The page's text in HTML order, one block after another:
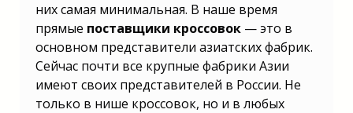
них самая минимальная. В наше время
прямые поставщики кроссовок — это в
основном представители азиатских фабрик.
Сейчас почти все крупные фабрики Азии
имеют своих представителей в России. Не
только в нише кроссовок, но и в любых